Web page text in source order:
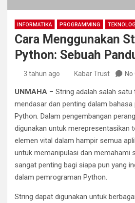
INFORMATIKA PROGRAMMING
Cara Menggunakan
Python: Sebuah
3 tahun ago Kabar Trust
UNMAHA – String adalah salah satu
mendasar dan penting dalam
Python. Dalam pengembangan
digunakan untuk merepresentasikan
elemen vital dalam hampir semua
untuk memanipulasi dan memahami
sangat penting bagi siapa pun yang
dalam pemrograman Python.
String dapat digunakan untuk